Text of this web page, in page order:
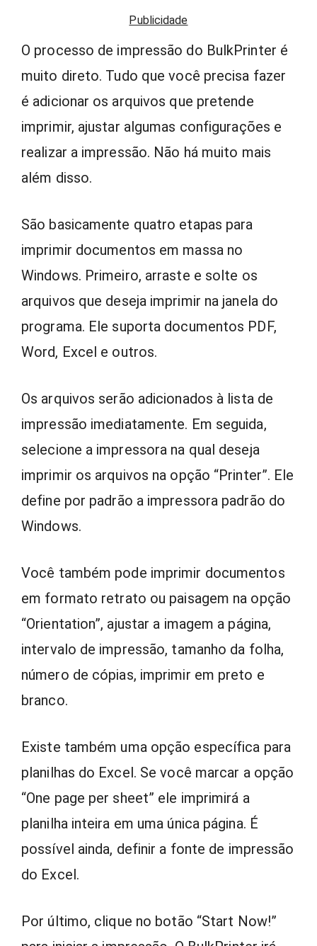
Publicidade
O processo de impressão do BulkPrinter é
muito direto. Tudo que você precisa fazer
é adicionar os arquivos que pretende
imprimir, ajustar algumas configurações e
realizar a impressão. Não há muito mais
além disso.
São basicamente quatro etapas para
imprimir documentos em massa no
Windows. Primeiro, arraste e solte os
arquivos que deseja imprimir na janela do
programa. Ele suporta documentos PDF,
Word, Excel e outros.
Os arquivos serão adicionados à lista de
impressão imediatamente. Em seguida,
selecione a impressora na qual deseja
imprimir os arquivos na opção “Printer”. Ele
define por padrão a impressora padrão do
Windows.
Você também pode imprimir documentos
em formato retrato ou paisagem na opção
“Orientation”, ajustar a imagem a página,
intervalo de impressão, tamanho da folha,
número de cópias, imprimir em preto e
branco.
Existe também uma opção específica para
planilhas do Excel. Se você marcar a opção
“One page per sheet” ele imprimirá a
planilha inteira em uma única página. É
possível ainda, definir a fonte de impressão
do Excel.
Por último, clique no botão “Start Now!”